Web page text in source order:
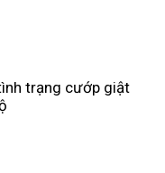
trạng cướp giật